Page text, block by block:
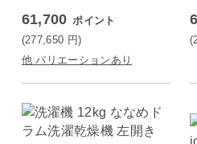
61,700 ポイント
(277,650 円)
他 バリエーションあり